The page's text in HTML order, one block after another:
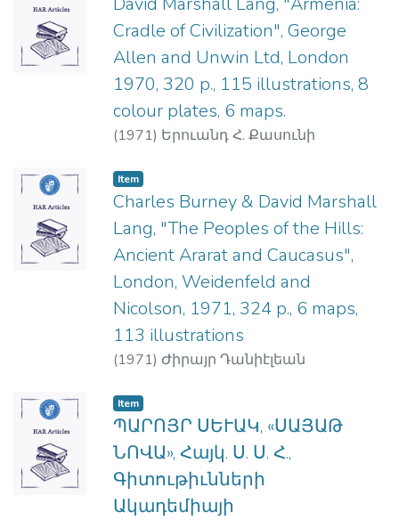
Arshagian, Hrat Matevosian, Zorair
Khalapian and others.
Krikor Shahinian, in this article, presents
Khalapian's novel Where Were You, O Man
of God, and through it he exposes the
innovation of young soviet Armenian prose
writers in subject matter, outlook, narration
and form.
Cradle of Civilization", George
Allen and Unwin Ltd, London
1970, 320 p., 115 illustrations, 8
colour plates, 6 maps.
(1971) Երուանդ Հ. Քասունի
Item
Charles Burney & David Marshall
Lang, "The Peoples of the Hills:
Ancient Ararat and Caucasus",
London, Weidenfeld and
Nicolson, 1971, 324 p., 6 maps,
113 illustrations
(1971) Ժիրայր Դանիէլեան
Item
ՊԱՐՈՅՐ ՍԵՒԱԿ, «ՍԱՅԱԹ
ՆՈՎԱ», Հայկ. Ս. Ս. Հ.,
Գիտութիւնների
Ակադեմիայի